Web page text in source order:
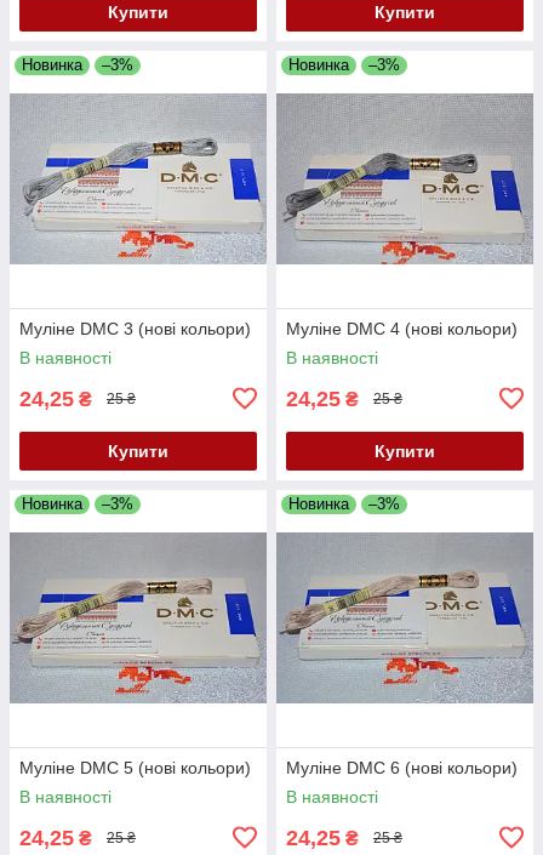
Купити Купити
Новинка –3%
Муліне DMC 3 (нові кольори)
В наявності
24,25 ₴ 25 ₴
Купити
Новинка –3%
Муліне DMC 4 (нові кольори)
В наявності
24,25 ₴ 25 ₴
Купити
Новинка –3%
Муліне DMC 5 (нові кольори)
В наявності
24,25 ₴ 25 ₴
Новинка –3%
Муліне DMC 6 (нові кольори)
В наявності
24,25 ₴ 25 ₴